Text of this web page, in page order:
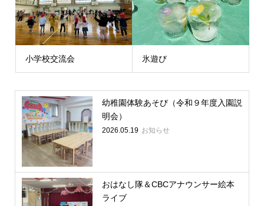
小学校交流会 氷遊び
幼稚園体験あそび（令和９年度入園説
明会）
2026.05.19 お知らせ
おはなし隊＆CBCアナウンサー絵本
ライブ